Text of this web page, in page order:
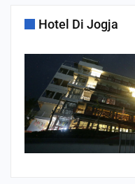
Hotel Di Jogja